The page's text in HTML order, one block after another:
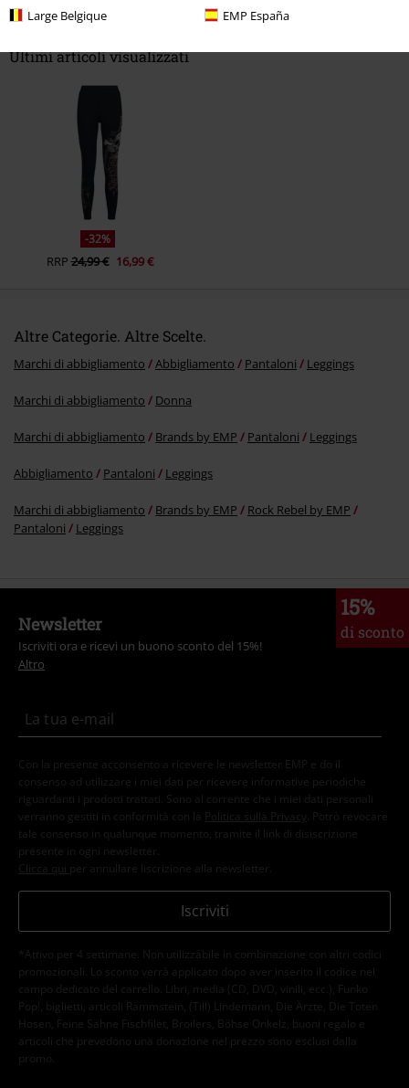
Large Belgique EMP España
Invia un commento
Ultimi articoli visualizzati
-32%
RRP24,99 € 16,99 €
Altre Categorie. Altre Scelte.
Marchi di abbigliamento Abbigliamento Pantaloni Leggings
Marchi di abbigliamento Donna
Marchi di abbigliamento Brands by EMP Pantaloni Leggings
Abbigliamento Pantaloni Leggings
Marchi di abbigliamento Brands by EMP
Rock Rebel by EMP
Pantaloni
Leggings
15%
di sconto
Newsletter
Iscriviti ora e ricevi un buono sconto del 15%!
Altro
Con la presente acconsento a ricevere le newsletter EMP e do il
consenso ad utilizzare i miei dati per ricevere informative periodiche
riguardanti i prodotti trattati. Sono al corrente che i miei dati personali
verranno gestiti in conformità con la
Politica sulla Privacy
. Potrò revocare
tale consenso in qualunque momento, tramite il link di disiscrizione
presente in ogni newsletter.
Clicca qui per annullare liscrizione alla newsletter.
Iscriviti
*Attivo per 4 settimane. Non utilizzabile in combinazione con altri codici
promozionali. Lo sconto verrà applicato dopo aver inserito il codice nel
campo dedicato del carrello. Libri, media (CD, DVD, vinili, ecc.), Funko
Pop!, biglietti, articoli Rammstein, (Till) Lindemann, Die Ärzte, Die Toten
Hosen, Feine Sahne Fischfilet, Broilers, Böhse Onkelz, buoni regalo e
articoli che prevedono una donazione nel prezzo sono esclusi dalla
promo.